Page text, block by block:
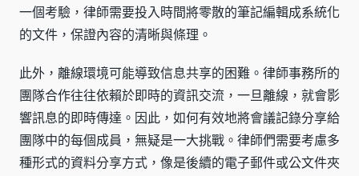
一個考驗，律師需要投入時間將零散的筆記編輯成系統化
的文件，保證內容的清晰與條理。
此外，離線環境可能導致信息共享的困難。律師事務所的
團隊合作往往依賴於即時的資訊交流，一旦離線，就會影
響訊息的即時傳達。因此，如何有效地將會議記錄分享給
團隊中的每個成員，無疑是一大挑戰。律師們需要考慮多
種形式的資料分享方式，像是後續的電子郵件或公文件夾